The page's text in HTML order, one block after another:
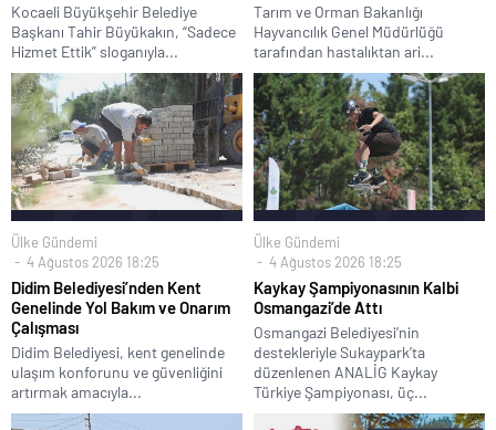
Kocaeli Büyükşehir Belediye
Başkanı Tahir Büyükakın, “Sadece
Hizmet Ettik” sloganıyla...
Tarım ve Orman Bakanlığı
Hayvancılık Genel Müdürlüğü
tarafından hastalıktan ari...
Ülke Gündemi
4 Ağustos 2026 18:25
Didim Belediyesi’nden Kent
Genelinde Yol Bakım ve Onarım
Çalışması
Didim Belediyesi, kent genelinde
ulaşım konforunu ve güvenliğini
artırmak amacıyla...
Ülke Gündemi
4 Ağustos 2026 18:25
Kaykay Şampiyonasının Kalbi
Osmangazi’de Attı
Osmangazi Belediyesi’nin
destekleriyle Sukaypark’ta
düzenlenen ANALİG Kaykay
Türkiye Şampiyonası, üç...